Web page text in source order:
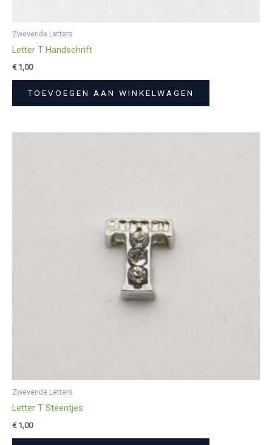
Zwevende Letters
Letter T Handschrift
€1,00
TOEVOEGEN AAN WINKELWAGEN
Zwevende Letters
Letter T Steentjes
€1,00